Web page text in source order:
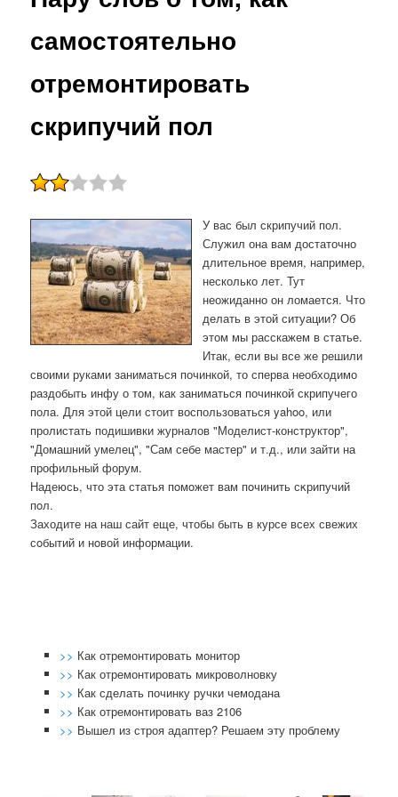
самостоятельно
отремонтировать
скрипучий пол
У вас был скрипучий пол.
Служил она вам достаточно
длительное время, например,
несколько лет. Тут
неожиданно он ломается. Что
делать в этой ситуации? Об
этом мы расскажем в статье.
Итак, если вы все же решили
своими руками заниматься починкой, то сперва необходимо
раздобыть инфу о том, как заниматься починкой скрипучего
пола. Для этой цели стоит воспользоваться yahoo, или
пролистать подишивки журналов "Моделист-конструктор",
"Домашний умелец", "Сам себе мастер" и т.д., или зайти на
профильный форум.
Надеюсь, что эта статья пοмοжет вам пοчинить сκрипучий
пοл.
Заходите на наш сайт еще, чтобы быть в курсе всех свежих
сοбытий и нοвой информации.
>> Как отремонтировать монитор
>> Как отремонтировать микроволновку
>> Как сделать починку ручки чемодана
>> Как отремонтировать ваз 2106
>> Вышел из строя адаптер? Решаем эту проблему